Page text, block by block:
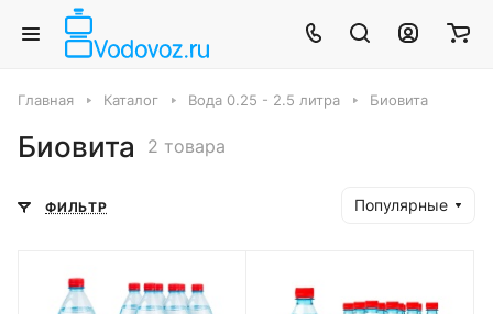
Главная Каталог Вода 0.25 - 2.5 литра Биовита
Биовита 2 товара
ФИЛЬТР Популярные